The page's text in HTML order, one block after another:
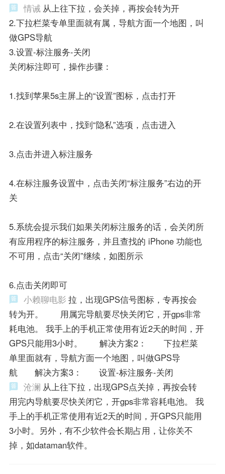
情诫 从上往下拉，会关掉，再按会转为开
2.下拉栏菜专单里面就有属，导航方面一个地图，叫
做GPS导航
3.设置-标注服务-关闭
关闭标注即可，操作步骤：
1.找到苹果5s主屏上的“设置”图标，点击打开
2.在设置列表中，找到“隐私”选项，点击进入
3.点击并进入标注服务
4.在标注服务设置中，点击关闭“标注服务”右边的开
关
5.系统会提示我们如果关闭标注服务的话，会关闭所
有应用程序的标注服务，并且查找的 iPhone 功能也
不可用，点击“关闭”继续，如图所示
6.点击关闭即可
小赖聊电影 拉，出现GPS信号图标，专再按会
转为开。 用属完导航要尽快关闭它，开gps非常
耗电池。 我手上的手机正常使用有近2天的时间，开
GPS只能用3小时。 解决方案2： 下拉栏菜
单里面就有，导航方面一个地图，叫做GPS导
航 解决方案3： 设置-标注服务-关闭
沧澜 从上往下拉，出现GPS点关掉，再按会转
用完内导航要尽快关闭它，开gps非常容耗电池。 我
手上的手机正常使用有近2天的时间，开GPS只能用
3小时。另外，有不少软件会长期占用，让你关不
掉，如dataman软件。